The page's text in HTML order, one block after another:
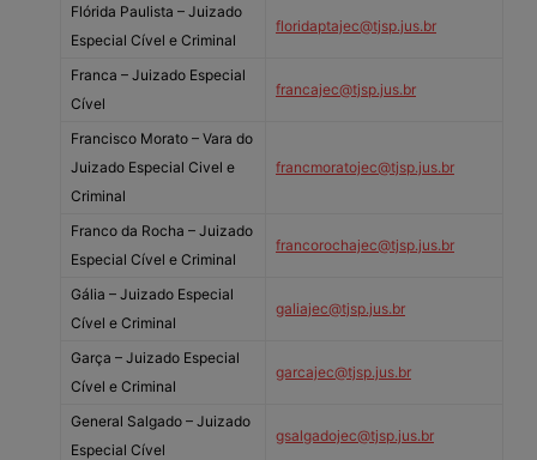
Flórida Paulista – Juizado
Especial Cível e Criminal
floridaptajec@tjsp.jus.br
Franca – Juizado Especial
Cível
francajec@tjsp.jus.br
Francisco Morato – Vara do
Juizado Especial Civel e
Criminal
francmoratojec@tjsp.jus.br
Franco da Rocha – Juizado
Especial Cível e Criminal
francorochajec@tjsp.jus.br
Gália – Juizado Especial
Cível e Criminal
galiajec@tjsp.jus.br
Garça – Juizado Especial
Cível e Criminal
garcajec@tjsp.jus.br
General Salgado – Juizado
Especial Cível
gsalgadojec@tjsp.jus.br